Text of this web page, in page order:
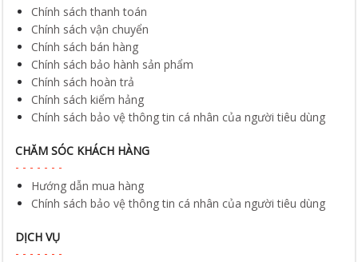
Chính sách thanh toán
Chính sách vận chuyển
Chính sách bán hàng
Chính sách bảo hành sản phẩm
Chính sách hoàn trả
Chính sách kiểm hảng
Chính sách bảo vệ thông tin cá nhân của người tiêu dùng
CHĂM SÓC KHÁCH HÀNG
Hướng dẫn mua hàng
Chính sách bảo vệ thông tin cá nhân của người tiêu dùng
DỊCH VỤ